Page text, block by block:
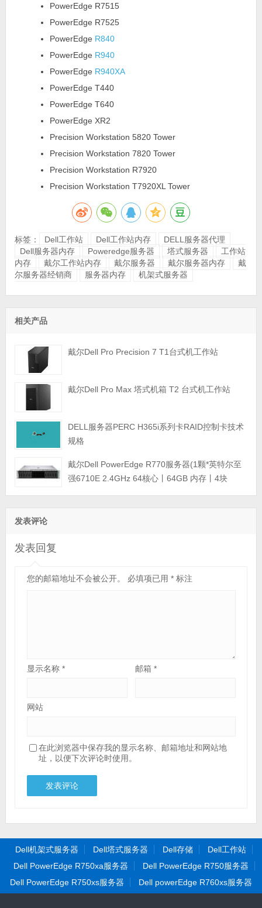
PowerEdge R7515
PowerEdge R7525
PowerEdge R840
PowerEdge R940
PowerEdge R940XA
PowerEdge T440
PowerEdge T640
PowerEdge XR2
Precision Workstation 5820 Tower
Precision Workstation 7820 Tower
Precision Workstation R7920
Precision Workstation T7920XL Tower
标签： Dell工作站 Dell工作站内存
DELL服务器代理
Dell服务器内存
Poweredge服务器 塔式服务器
工作站
内存
戴尔工作站内存 戴尔服务器 戴尔服务器内存
戴
尔服务器经销商
服务器内存 机架式服务器
相关产品
戴尔Dell Pro Precision 7 T1台式机工作站
戴尔Dell Pro Max 塔式机箱 T2 台式机工作站
DELL服务器PERC H365i系列卡RAID控制卡技术
规格
戴尔Dell PowerEdge R770服务器(1颗*英特尔至
强6710E 2.4GHz 64核心丨64GB 内存丨4块
发表评论
发表回复
您的邮箱地址不会被公开。 必填项已用 *标注
显示名称 * 邮箱*
网站
在此浏览器中保存我的显示名称、邮箱地址和网站地
址，以便下次评论时使用。
Dell机架式服务器 Dell塔式服务器 Dell存储
Dell工作站
Dell PowerEdge R750xa服务器
Dell PowerEdge R750服务器
Dell PowerEdge R750xs服务器
Dell powerEdge R760xs服务器